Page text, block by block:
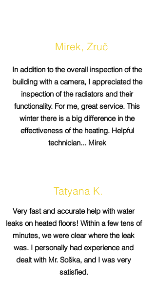
Mirek, Zruč
In addition to the overall inspection of the
building with a camera, I appreciated the
inspection of the radiators and their
functionality. For me, great service. This
winter there is a big difference in the
effectiveness of the heating. Helpful
technician... Mirek
Tatyana K.
Very fast and accurate help with water
leaks on heated floors! Within a few tens of
minutes, we were clear where the leak
was. I personally had experience and
dealt with Mr. Soška, and I was very
satisfied.